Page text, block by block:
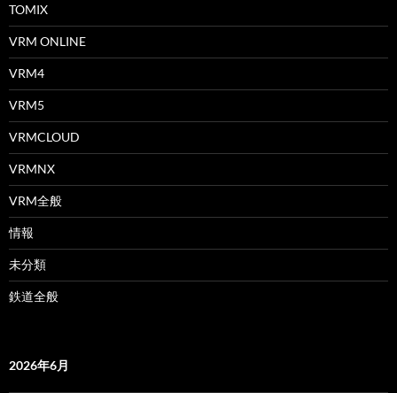
TOMIX
VRM ONLINE
VRM4
VRM5
VRMCLOUD
VRMNX
VRM全般
情報
未分類
鉄道全般
2026年6月